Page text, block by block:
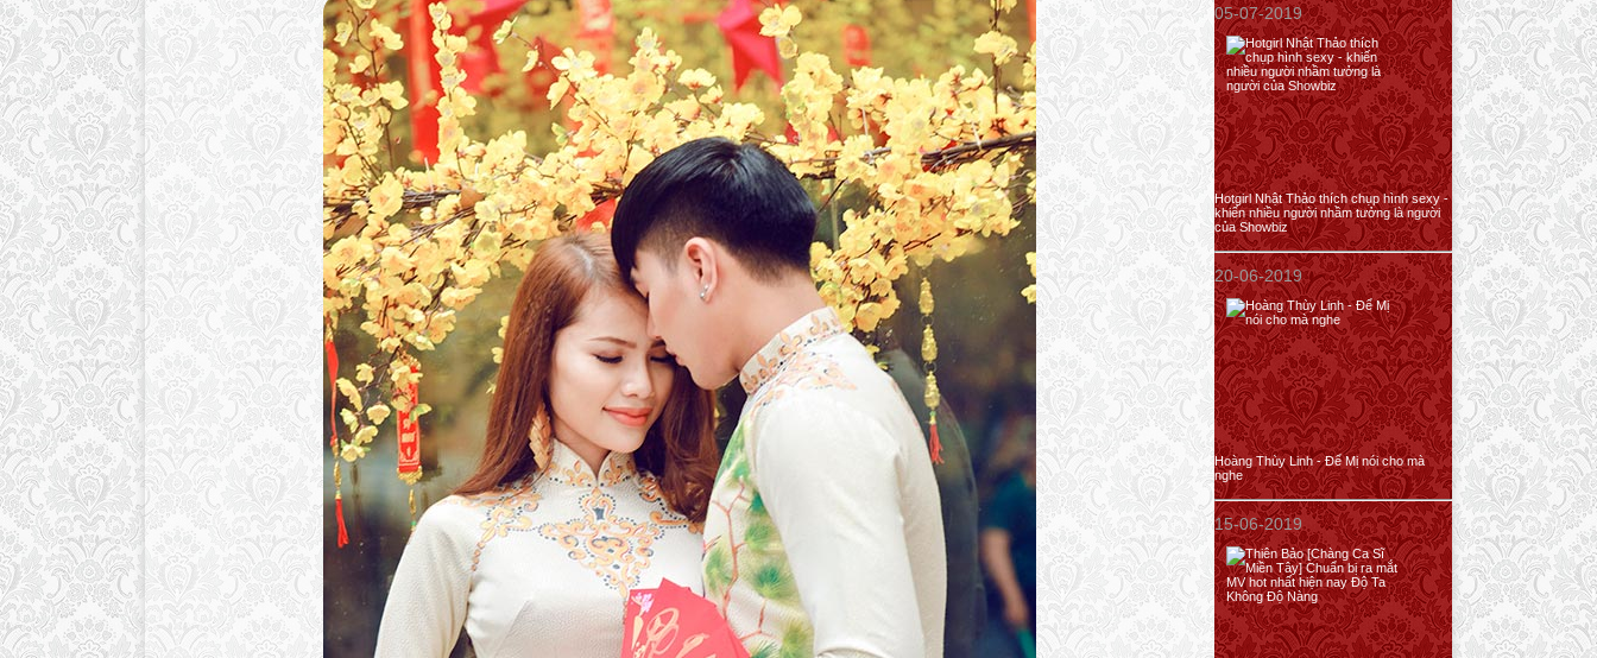
05-07-2019
Hotgirl Nhật Thảo thích chụp hình sexy -
khiến nhiều người nhầm tưởng là người
của Showbiz
20-06-2019
Hoàng Thùy Linh - Để Mị nói cho mà
nghe
15-06-2019